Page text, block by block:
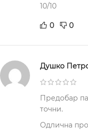
10/10
0 0
Душко
Предобар
точни.
Одлична